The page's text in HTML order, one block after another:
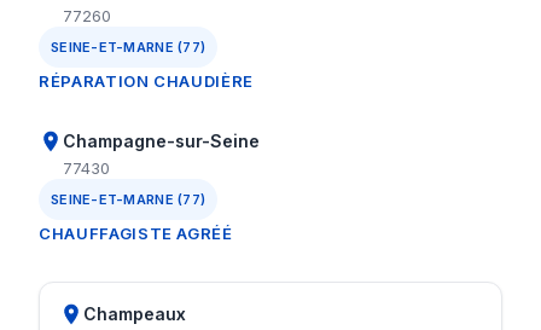
77260
SEINE-ET-MARNE (77)
RÉPARATION CHAUDIÈRE
Champagne-sur-Seine
77430
SEINE-ET-MARNE (77)
CHAUFFAGISTE AGRÉÉ
Champeaux